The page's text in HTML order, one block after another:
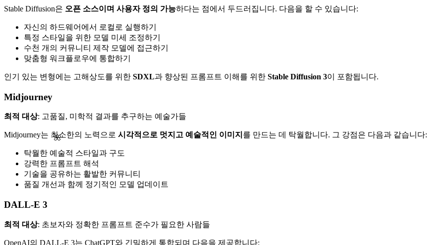
🌺
Stable Diffusion은 오픈 소스이며 사용자 정의 가능하다는 점에서 두드러집니다. 다음을 할 수 있습니다:
자신의 하드웨어에서 로컬로 실행하기
특정 스타일을 위한 모델 미세 조정하기
수천 개의 커뮤니티 제작 모델에 접근하기
맞춤형 워크플로우에 통합하기
인기 있는 변형에는 고해상도를 위한 SDXL과 향상된 프롬프트 이해를 위한 Stable Diffusion 3이 포함됩니다.
Midjourney
최적 대상: 고품질, 미학적 결과를 추구하는 예술가들
Midjourney는 최소한의 노력으로 시각적으로 멋지고 예술적인 이미지 를 만드는 데 탁월합니다. 그 강점은 다음과 같습니다:
탁월한 예술적 스타일과 구도
강력한 프롬프트 해석
기술을 공유하는 활발한 커뮤니티
품질 개선과 함께 정기적인 모델 업데이트
DALL-E 3
최적 대상: 초보자와 정확한 프롬프트 준수가 필요한 사람들
OpenAI의 DALL-E 3는 ChatGPT와 긴밀하게 통합되며 다음을 제공합니다: